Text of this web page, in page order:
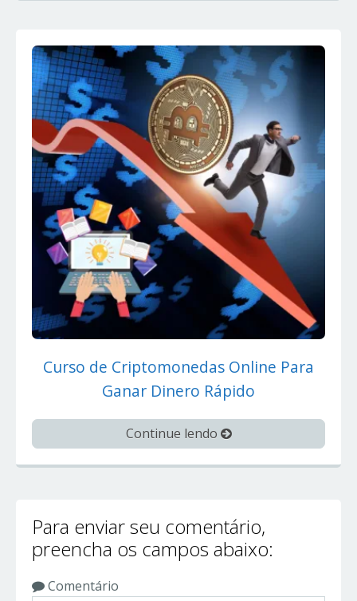
Curso de Criptomonedas Online Para
Ganar Dinero Rápido
Continue lendo
Para enviar seu comentário,
preencha os campos abaixo:
Comentário